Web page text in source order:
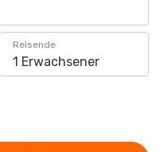
Reisende
1 Erwachsener